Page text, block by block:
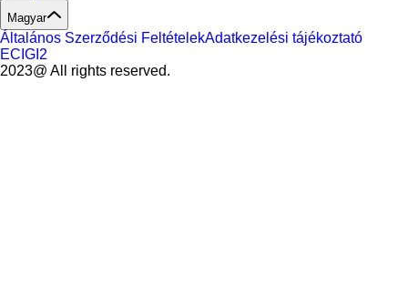
Magyar
Általános Szerződési FeltételekAdatkezelési tájékoztató
ECIGI2
2023@ All rights reserved.